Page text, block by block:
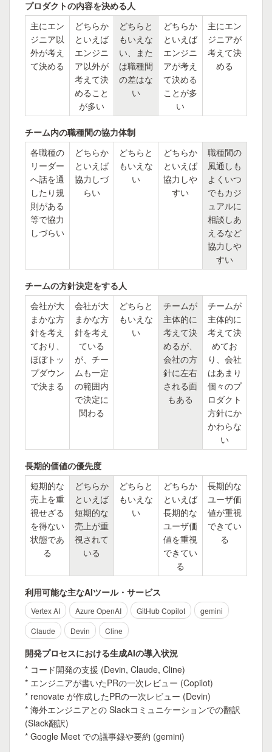
プロダクトの内容を決める人
主にエン
ジニア以
外が考え
て決める
どちらか
といえば
エンジニ
ア以外が
考えて決
めること
が多い
どちらと
もいえな
い、また
は職種間
の差はな
い
どちらか
といえば
エンジニ
アが考え
て決める
ことが多
い
主にエン
ジニアが
考えて決
める
チーム内の職種間の協力体制
各職種の
リーダー
へ話を通
したり規
則がある
等で協力
しづらい
どちらか
といえば
協力しづ
らい
どちらと
もいえな
い
どちらか
といえば
協力しや
すい
職種間の
風通しも
よくいつ
でもカジ
ュアルに
相談しあ
えるなど
協力しや
すい
チームの方針決定をする人
会社が大
まかな方
針を考え
ており、
ほぼトッ
プダウン
で決まる
会社が大
まかな方
針を考え
ている
が、チー
ムも一定
の範囲内
で決定に
関わる
どちらと
もいえな
い
チームが
主体的に
考えて決
めるが、
会社の方
針に左右
される面
もある
チームが
主体的に
考えて決
めてお
り、会社
はあまり
個々のプ
ロダクト
方針にか
かわらな
い
長期的価値の優先度
短期的な
売上を重
視せざる
を得ない
状態であ
る
どちらか
といえば
短期的な
売上が重
視されて
いる
どちらと
もいえな
い
どちらか
といえば
長期的な
ユーザ価
値を重視
できてい
る
長期的な
ユーザ価
値が重視
できてい
る
利用可能な主なAIツール・サービス
Vertex AI Azure OpenAI GitHub Copilot
gemini
Claude
Devin Cline
開発プロセスにおける生成AIの導入状況
* コード開発の支援 (Devin, Claude, Cline)
* エンジニアが書いたPRの一次レビュー (Copilot)
* renovate が作成したPRの一次レビュー (Devin)
* 海外エンジニアとの Slackコミュニケーションでの翻訳
(Slack翻訳)
* Google Meet での議事録や要約 (gemini)